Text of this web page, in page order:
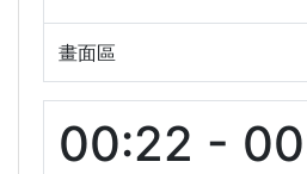
畫面區
00:22 -